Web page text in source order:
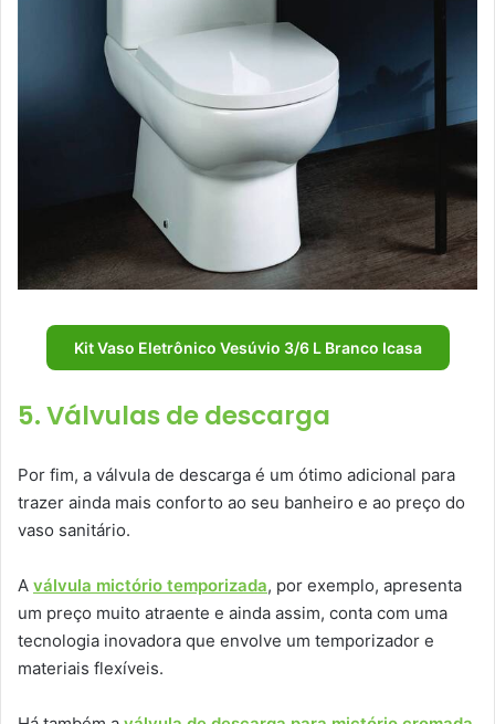
Kit Vaso Eletrônico Vesúvio 3/6 L Branco Icasa
5. Válvulas de descarga
Por fim, a válvula de descarga é um ótimo adicional para
trazer ainda mais conforto ao seu banheiro e ao preço do
vaso sanitário.
A válvula mictório temporizada, por exemplo, apresenta
um preço muito atraente e ainda assim, conta com uma
tecnologia inovadora que envolve um temporizador e
materiais flexíveis.